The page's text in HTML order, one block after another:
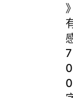
7
0
0